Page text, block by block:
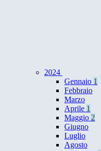
2024
Gennaio 1
Febbraio
Marzo
Aprile 1
Maggio 2
Giugno
Luglio
Agosto